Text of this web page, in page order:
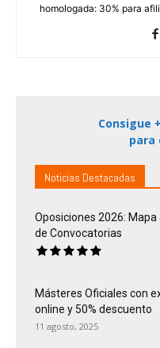
homologada: 30% para
Consigue
para
Noticias Destacadas
Oposiciones 2026:
de Convocatorias
Másteres Oficiales con
online y 50% descuento
11 agosto, 2025